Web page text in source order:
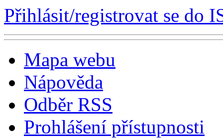
Přihlásit/registrovat se do
Mapa webu
Nápověda
Odběr RSS
Prohlášení přístupnosti